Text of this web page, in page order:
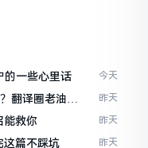
一些心里话 今天
翻译圈老油条
昨天
能救你 昨天
篇不踩坑 昨天